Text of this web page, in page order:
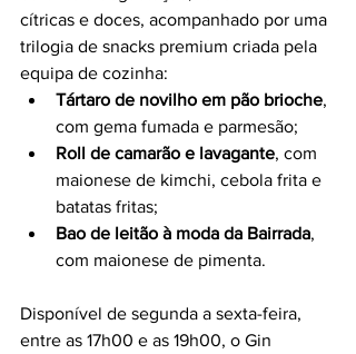
cítricas e doces, acompanhado por uma
trilogia de snacks premium criada pela
equipa de cozinha:
Tártaro de novilho em pão brioche,
com gema fumada e parmesão;
Roll de camarão e lavagante, com
maionese de kimchi, cebola frita e
batatas fritas;
Bao de leitão à moda da Bairrada,
com maionese de pimenta.
Disponível de segunda a sexta-feira,
entre as 17h00 e as 19h00, o Gin